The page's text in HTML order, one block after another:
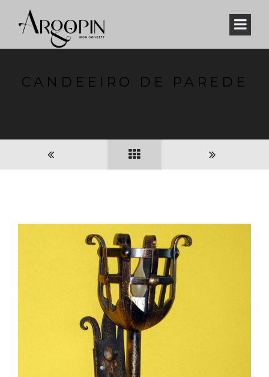
CANDEEIRO DE PAREDE